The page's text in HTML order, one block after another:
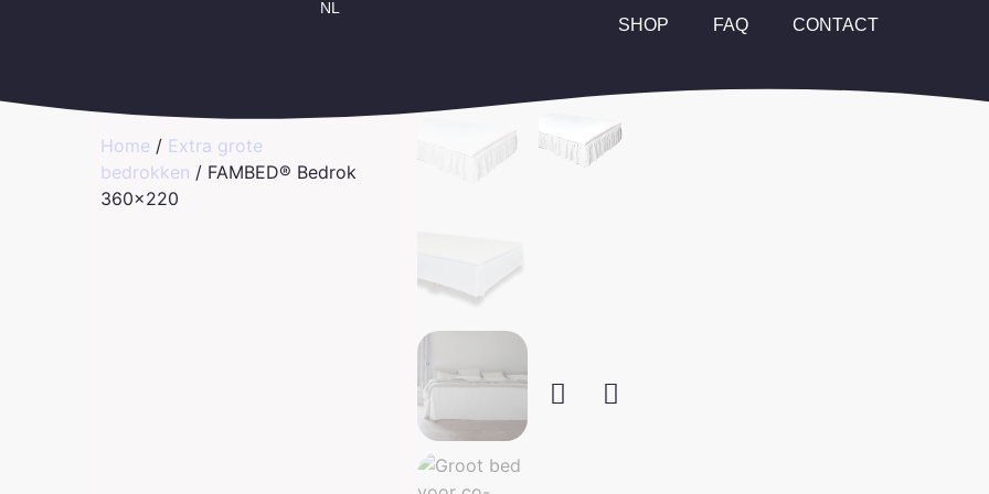
NL
SHOP FAQ CONTACT
Home / Extra grote
bedrokken / FAMBED® Bedrok
360×220